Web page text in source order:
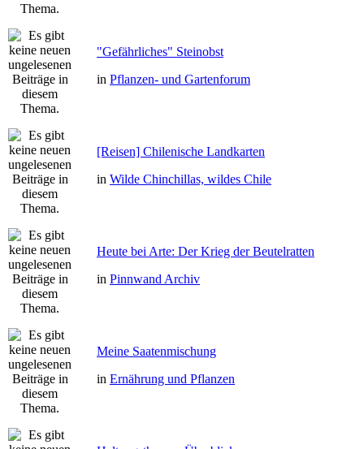
"Gefährliches" Steinobst
in Pflanzen- und Gartenforum
[Reisen] Chilenische Landkarten
in Wilde Chinchillas, wildes Chile
Heute bei Arte: Der Krieg der Beutelratten
in Pinnwand Archiv
Meine Saatenmischung
in Ernährung und Pflanzen